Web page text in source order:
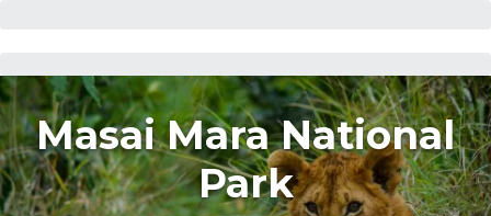
Masai Mara National
Park